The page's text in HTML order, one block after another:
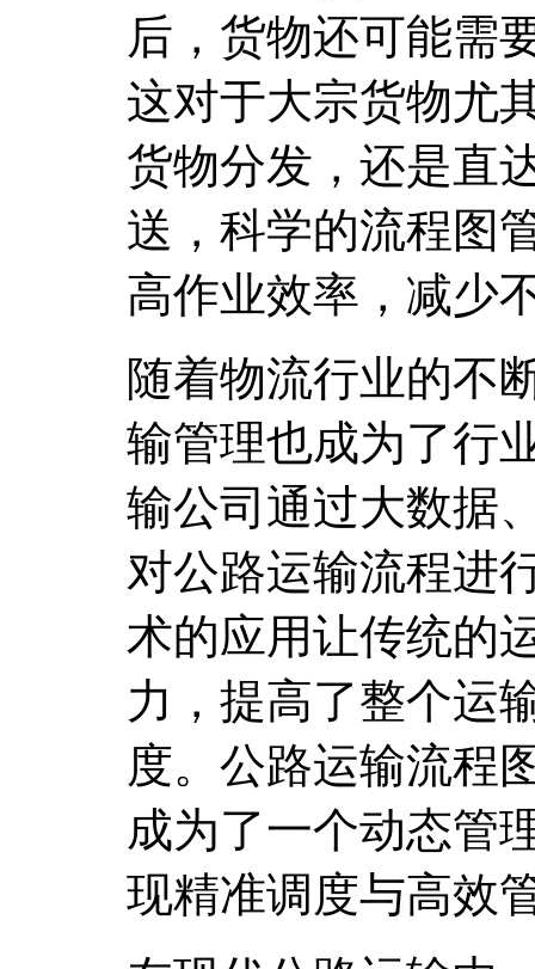
后，货物还可能需
这对于大宗货物尤
货物分发，还是直
送，科学的流程图
高作业效率，减少
随着物流行业的不
输管理也成为了行
输公司通过大数据
对公路运输流程进
术的应用让传统的
力，提高了整个运
度。公路运输流程
成为了一个动态管
现精准调度与高效